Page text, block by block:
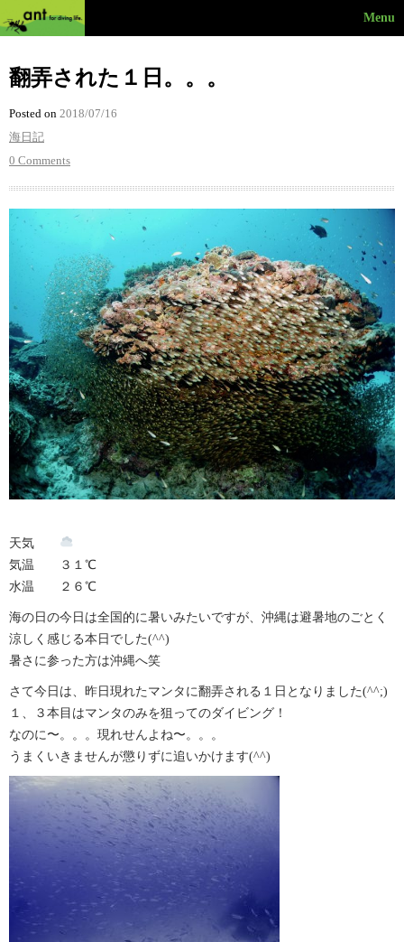
Menu
翻弄された１日。。。
Posted on 2018/07/16
海日記
0 Comments
天気
気温 ３１℃
水温 ２６℃
海の日の今日は全国的に暑いみたいですが、沖縄は避暑地のごとく
涼しく感じる本日でした(^^)
暑さに参った方は沖縄へ笑
さて今日は、昨日現れたマンタに翻弄される１日となりました(^^;)
１、３本目はマンタのみを狙ってのダイビング！
なのに〜。。。現れせんよね〜。。。
うまくいきませんが懲りずに追いかけます(^^)